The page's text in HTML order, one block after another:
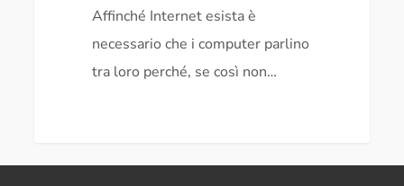
Affinché Internet esista è
necessario che i computer parlino
tra loro perché, se così non…